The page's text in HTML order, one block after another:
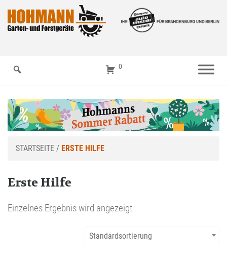
0
STARTSEITE / ERSTE HILFE
Erste Hilfe
Einzelnes Ergebnis wird angezeigt
Standardsortierung